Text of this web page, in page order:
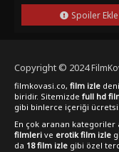
Spoiler Ekle
Copyright © 2024
filmkovasi.co, film izle
biridir. Sitemizde full hd
gibi binlerce içeriği
En çok aranan kategoriler
filmleri ve erotik film izle
da 18 film izle gibi özel